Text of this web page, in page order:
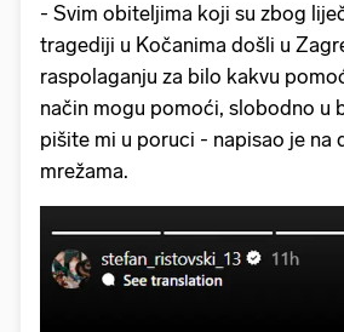
- Svim obiteljima koji su zbog
tragediji u Kočanima došli u
raspolaganju za bilo kakvu
način mogu pomoći, slobodno u
pišite mi u poruci - napisao je na
mrežama.